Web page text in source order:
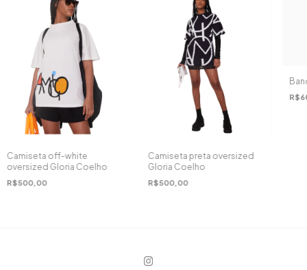
Camiseta off-white
oversized Gloria Coelho
R$500,00
Camiseta preta oversized
Gloria Coelho
R$500,00